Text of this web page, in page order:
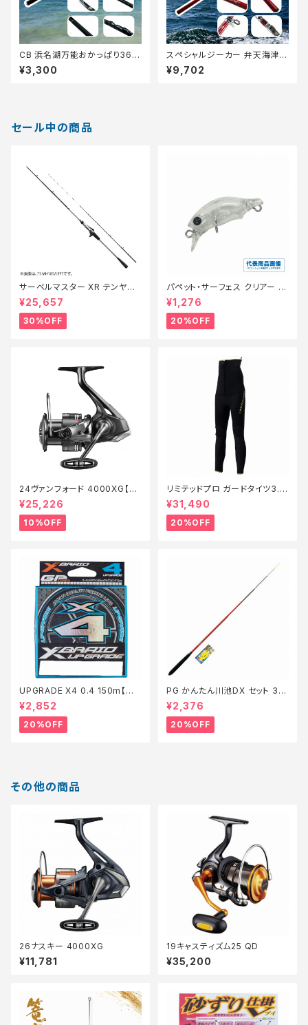
CB 浜名湖万能おかっぱり360
【Tオリ】
¥3,300
スペシャルジーカー 弁天海津
朱 270M【Tオリ】
¥9,702
セール中の商品
サーベルマスター XR テンヤ
73MH 185R【特価ロッド】【30】
¥25,657
30%OFF
パペット・サーフェス クリアー 0
1【特価ルアー】【20】
¥1,276
20%OFF
24ヴァンフォード 4000XG【継
続セール_リール】【10】
¥25,226
10%OFF
リミテッドプロ ガードタイツ3.0
FI−540X 黒 LB【特価装備】【2
0】
¥31,490
20%OFF
UPGRADE X4 0.4 150m【特
価仕掛】【20】
¥2,852
20%OFF
PG かんたん川池DX セット 36
0【特価セット】【20】
¥2,376
20%OFF
その他の商品
26ナスキー 4000XG
¥11,781
19キャスティズム25 QD
¥35,200